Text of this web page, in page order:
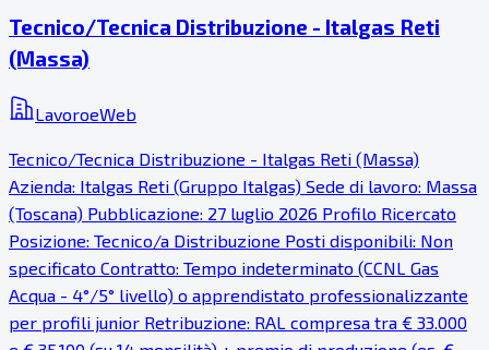
Tecnico/Tecnica Distribuzione - Italgas Reti
(Massa)
LavoroeWeb
Tecnico/Tecnica Distribuzione - Italgas Reti (Massa)
Azienda: Italgas Reti (Gruppo Italgas) Sede di lavoro: Massa
(Toscana) Pubblicazione: 27 luglio 2026 Profilo Ricercato
Posizione: Tecnico/a Distribuzione Posti disponibili: Non
specificato Contratto: Tempo indeterminato (CCNL Gas
Acqua - 4°/5° livello) o apprendistato professionalizzante
per profili junior Retribuzione: RAL compresa tra € 33.000